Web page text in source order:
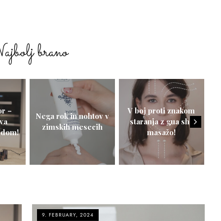
brano
–
Nega rok in nohtov v
zimskih mesecih
V boj proti znakom
staranja z gua sha
masažo!
9. FEBRUARY, 2024